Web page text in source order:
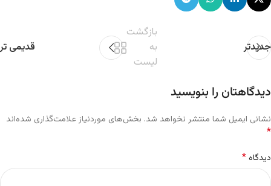
جدیدتر
بازگشت
به
لیست
قدیمی تر
دیدگاهتان را بنویسید
نشانی ایمیل شما منتشر نخواهد شد. بخش‌های موردنیاز علامت‌گذاری شده‌اند
*
دیدگاه*